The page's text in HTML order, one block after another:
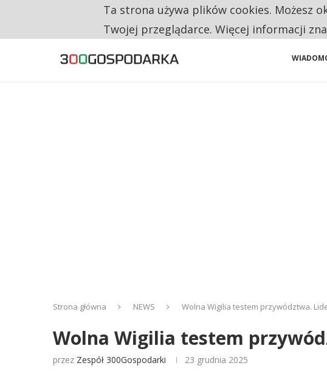
NA JEDEN WAKAT PRZYPADAJĄ 62 ZGŁOSZENIA. WIELU
Strona główna NEWS Wolna Wigilia testem przywództwa.
Wolna Wigilia testem
przez Zespół 300Gospodarki 23 grudnia 2025
Ta strona używa plików cookies. Możesz
Twojej przeglądarce. Więcej informacji